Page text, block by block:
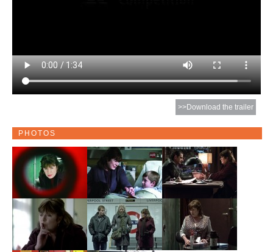
>>Download the trailer
PHOTOS